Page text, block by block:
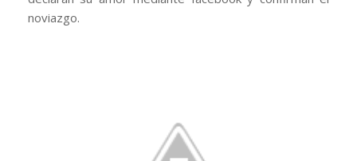
noviazgo.